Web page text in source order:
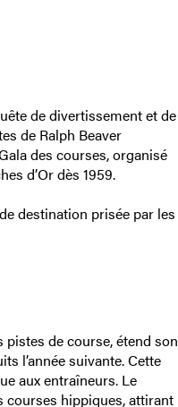
de divertissement et de
de Ralph Beaver
des courses, organisé
d’Or dès 1959.
destination prisée par les
de course, étend son
l’année suivante. Cette
aux entraîneurs. Le
courses hippiques, attirant